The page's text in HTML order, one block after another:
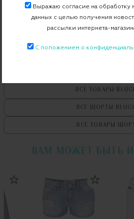
Бесплатная примерка в пункте
ВСЕ ТОВАРЫ
ВСЕ ШОРТЫ
ВСЕ ТОВАРЫ
ВАМ МОЖЕТ БЫТЬ
Выражаю согласие на обработку
данных с целью получения
рассылки интернета-
С положением о